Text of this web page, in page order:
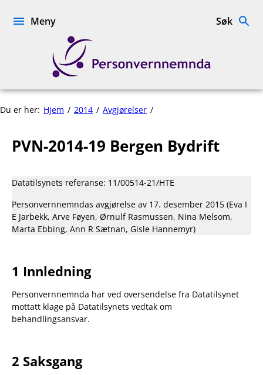
Personvernnemnda
Meny Søk
Du er her: Hjem 2014 Avgjørelser
Bergen
Bydrift
PVN-2014-19 Bergen Bydrift
Datatilsynets referanse: 11/00514-21/HTE
Personvernnemndas avgjørelse av 17. desember 2015 (Eva I
E Jarbekk, Arve Føyen, Ørnulf Rasmussen, Nina Melsom,
Marta Ebbing, Ann R Sætnan, Gisle Hannemyr)
1 Innledning
Personvernnemnda har ved oversendelse fra Datatilsynet
mottatt klage på Datatilsynets vedtak om
behandlingsansvar.
2 Saksgang